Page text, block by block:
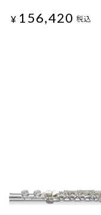
¥ 156,420 税込